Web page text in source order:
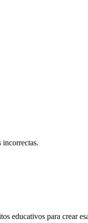
incorrectas.
educativos para crear